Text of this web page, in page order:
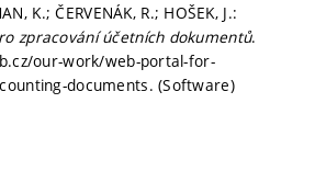
K.; ČERVENÁK, R.; HOŠEK, J.:
zpracování účetních dokumentů.
our-work/web-portal-for-
documents. (Software)